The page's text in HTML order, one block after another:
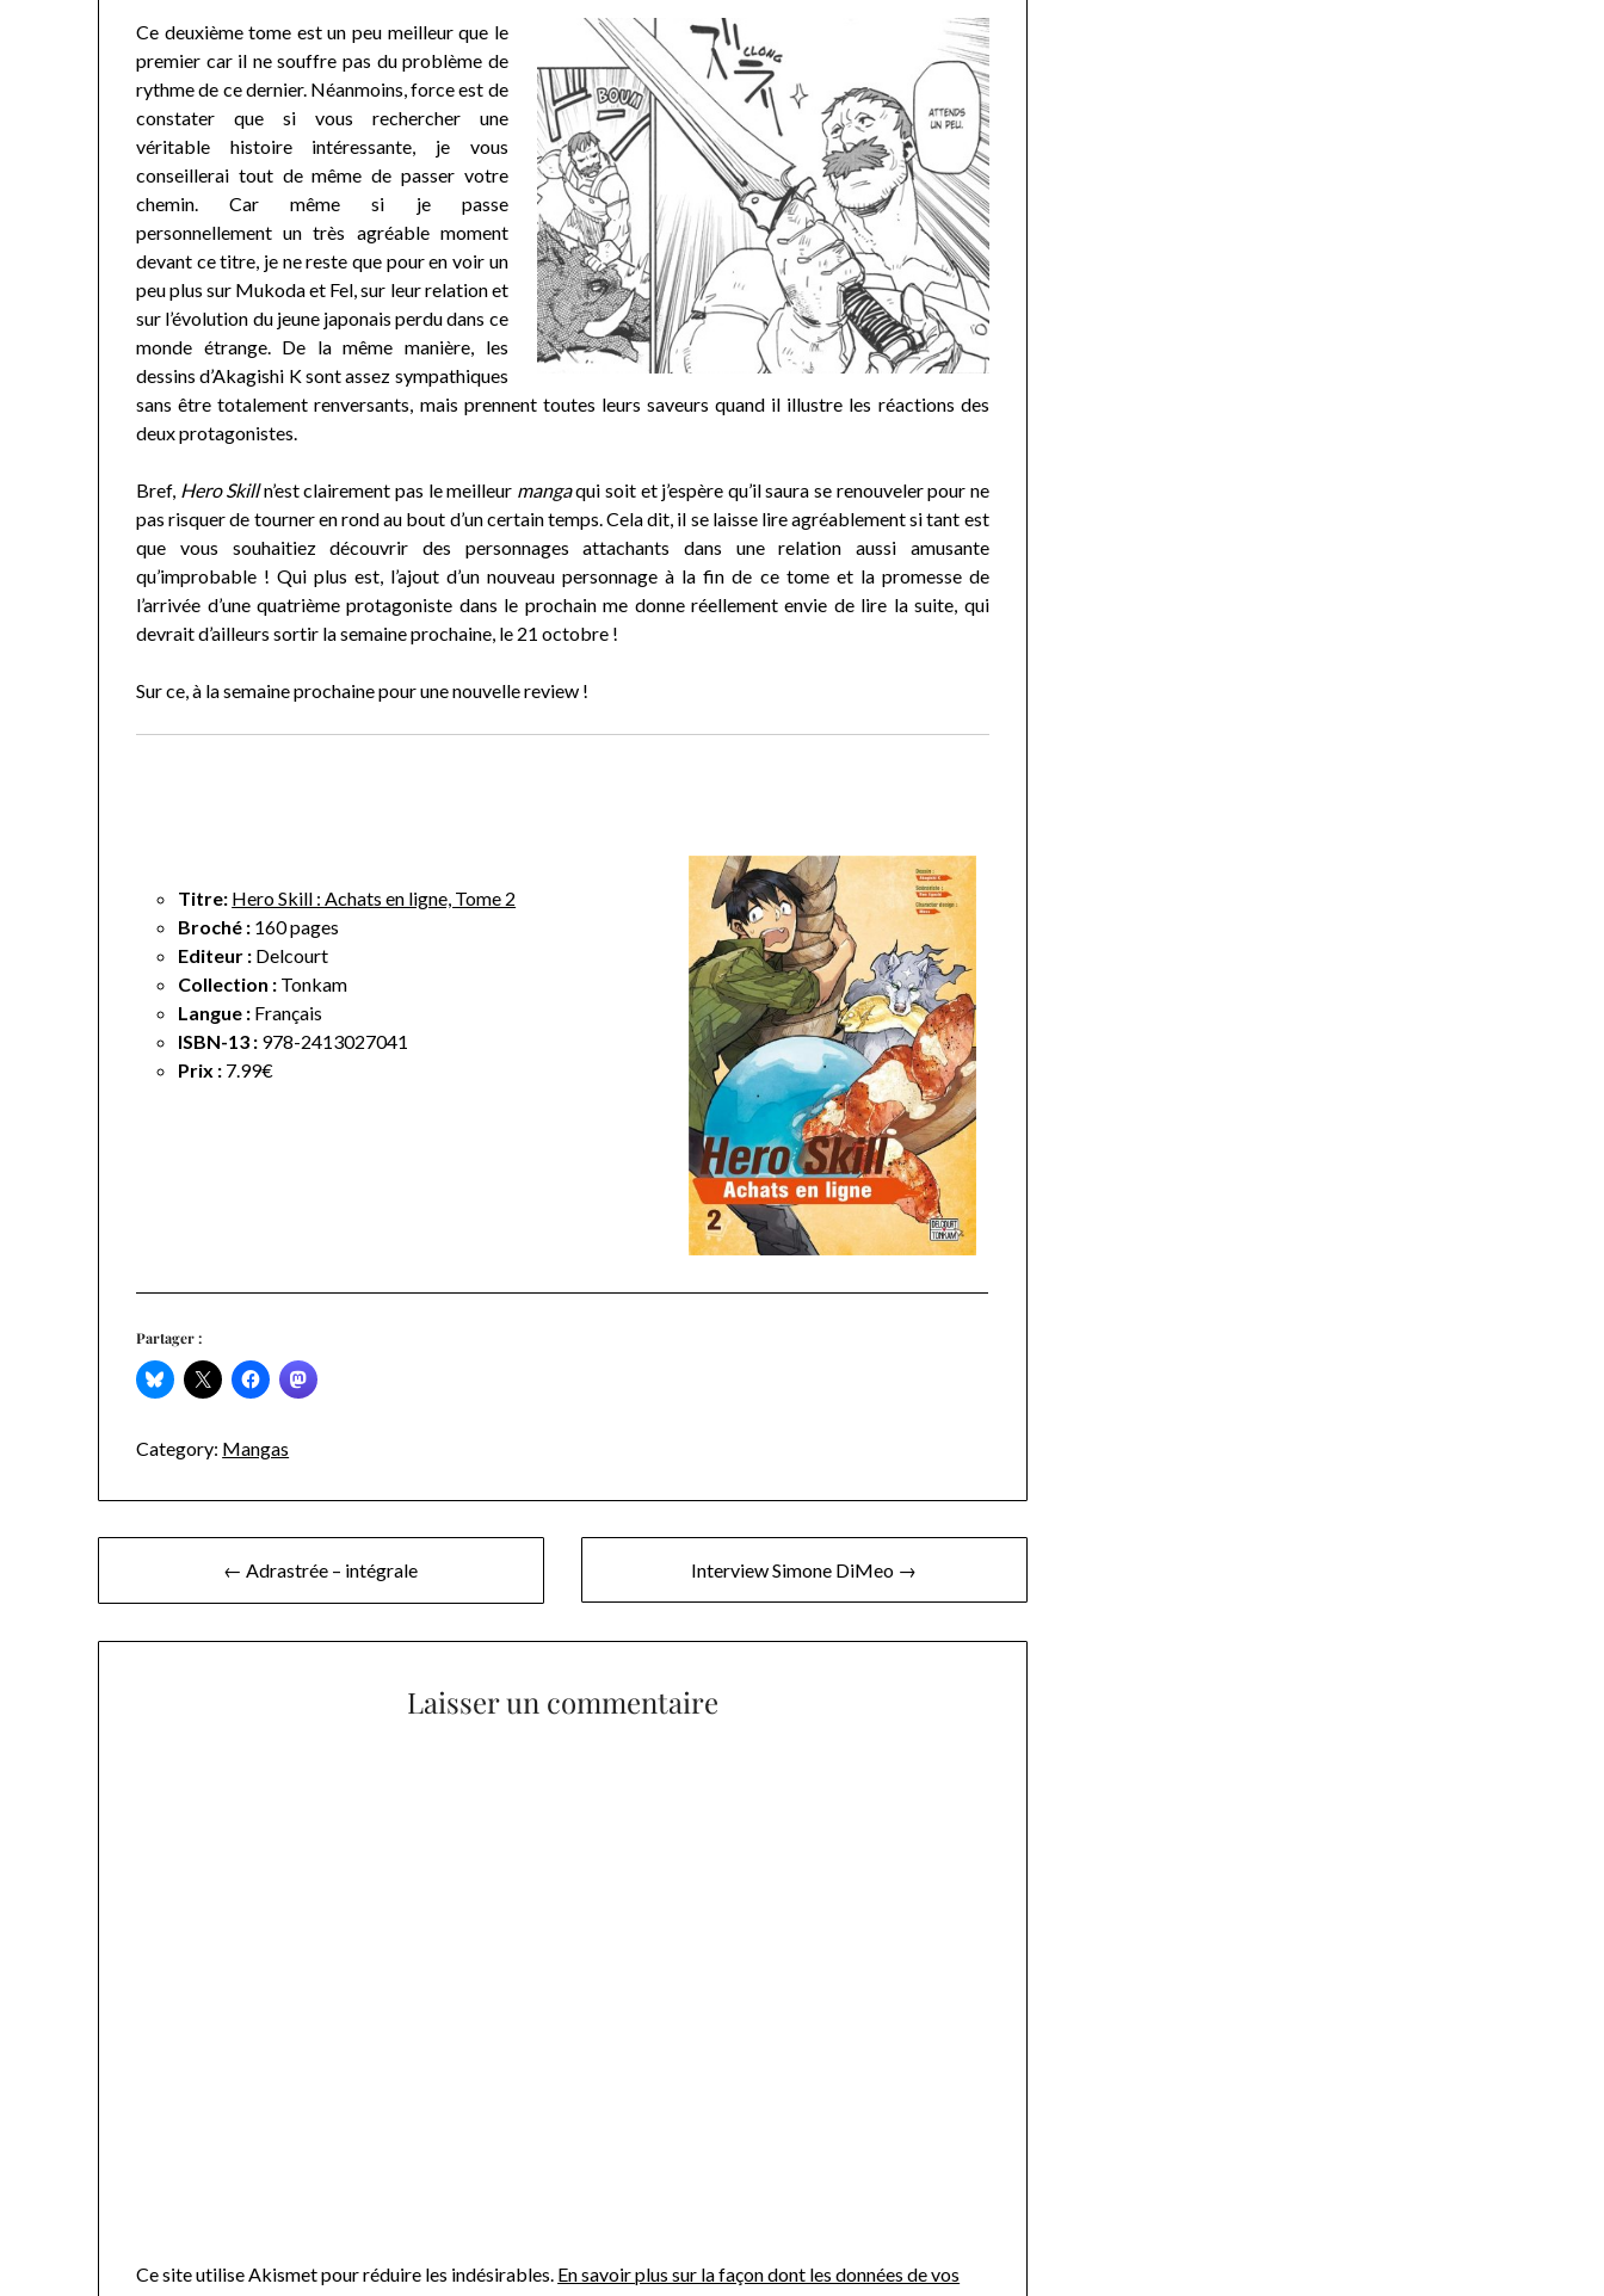
Ce deuxième tome est un peu meilleur que le
premier car il ne souffre pas du problème de
rythme de ce dernier. Néanmoins, force est de
constater que si vous rechercher une
véritable histoire intéressante, je vous
conseillerai tout de même de passer votre
chemin. Car même si je passe
personnellement un très agréable moment
devant ce titre, je ne reste que pour en voir un
peu plus sur Mukoda et Fel, sur leur relation et
sur l’évolution du jeune japonais perdu dans ce
monde étrange. De la même manière, les
dessins d’Akagishi K sont assez sympathiques
sans être totalement renversants, mais prennent toutes leurs saveurs quand il illustre les réactions des
deux protagonistes.
Bref, Hero Skilln’est clairement pas le meilleur mangaqui soit et j’espère qu’il saura se renouveler pour ne
pas risquer de tourner en rond au bout d’un certain temps. Cela dit, il se laisse lire agréablement si tant est
que vous souhaitiez découvrir des personnages attachants dans une relation aussi amusante
qu’improbable ! Qui plus est, l’ajout d’un nouveau personnage à la fin de ce tome et la promesse de
l’arrivée d’une quatrième protagoniste dans le prochain me donne réellement envie de lire la suite, qui
devrait d’ailleurs sortir la semaine prochaine, le 21 octobre !
Sur ce, à la semaine prochaine pour une nouvelle review !
Titre: Hero Skill : Achats en ligne, Tome 2
Broché : 160 pages
Editeur : Delcourt
Collection : Tonkam
Langue : Français
ISBN-13 : 978-2413027041
Prix : 7.99€
Partager :
Category: Mangas
de
l’article
← Adrastrée – intégrale Interview Simone DiMeo →
Laisser un commentaire
Ce site utilise Akismet pour réduire les indésirables. En savoir plus sur la façon dont les données de vos